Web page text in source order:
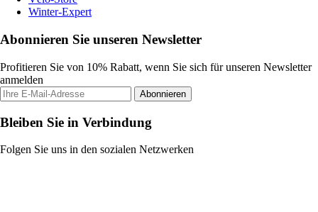
Winter-Expert
Abonnieren Sie unseren Newsletter
Profitieren Sie von 10% Rabatt, wenn Sie sich für unseren Newsletter
anmelden
Abonnieren
Bleiben Sie in Verbindung
Folgen Sie uns in den sozialen Netzwerken